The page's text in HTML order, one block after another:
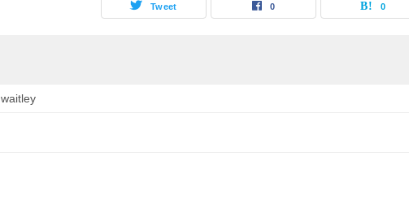
Tweet 0 0
waitley